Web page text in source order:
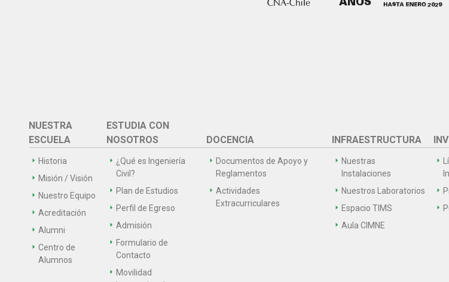
NUESTRA
ESCUELA
Historia
Misión / Visión
Nuestro Equipo
Acreditación
Alumni
Centro de
Alumnos
ESTUDIA CON
NOSOTROS
¿Qué es Ingeniería
Civil?
Plan de Estudios
Perfil de Egreso
Admisión
Formulario de
Contacto
Movilidad
DOCENCIA
Documentos de Apoyo y
Reglamentos
Actividades
Extracurriculares
INFRAESTRUCTURA
Nuestras
Instalaciones
Nuestros Laboratorios
Espacio TIMS
Aula CIMNE